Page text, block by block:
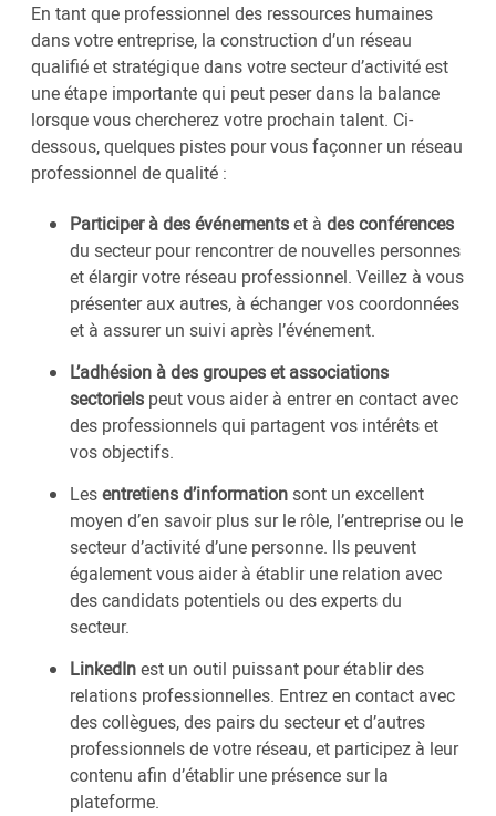
En tant que professionnel des ressources humaines
dans votre entreprise, la construction d’un réseau
qualifié et stratégique dans votre secteur d’activité est
une étape importante qui peut peser dans la balance
lorsque vous chercherez votre prochain talent. Ci-
dessous, quelques pistes pour vous façonner un réseau
professionnel de qualité :
Participer à des événementset à des conférences
du secteur pour rencontrer de nouvelles personnes
et élargir votre réseau professionnel. Veillez à vous
présenter aux autres, à échanger vos coordonnées
et à assurer un suivi après l’événement.
L’adhésion à des groupes et associations
sectoriels peut vous aider à entrer en contact avec
des professionnels qui partagent vos intérêts et
vos objectifs.
Lesentretiens d’informationsont un excellent
moyen d’en savoir plus sur le rôle, l’entreprise ou le
secteur d’activité d’une personne. Ils peuvent
également vous aider à établir une relation avec
des candidats potentiels ou des experts du
secteur.
LinkedInest un outil puissant pour établir des
relations professionnelles. Entrez en contact avec
des collègues, des pairs du secteur et d’autres
professionnels de votre réseau, et participez à leur
contenu afin d’établir une présence sur la
plateforme.